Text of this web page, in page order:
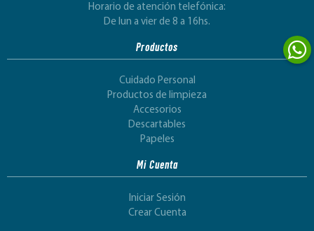
Horario de atención telefónica:
De lun a vier de 8 a 16hs.
Productos
Cuidado Personal
Productos de limpieza
Accesorios
Descartables
Papeles
Mi Cuenta
Iniciar Sesión
Crear Cuenta